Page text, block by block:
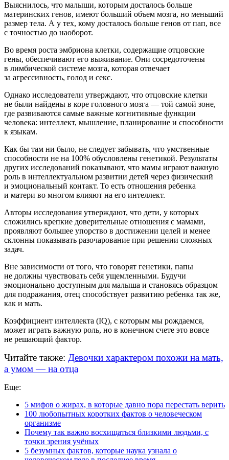
Выяснилось, что малыши, которым досталось больше
материнских генов, имеют больший объем мозга, но меньший
размер тела. А у тех, кому досталось больше генов от пап, все
с точностью до наоборот.
Во время роста эмбриона клетки, содержащие отцовские
гены, обеспечивают его выживание. Они сосредоточены
в лимбической системе мозга, которая отвечает
за агрессивность, голод и секс.
Однако исследователи утверждают, что отцовские клетки
не были найдены в коре головного мозга — той самой зоне,
где развиваются самые важные когнитивные функции
человека: интеллект, мышление, планирование и способности
к языкам.
Как бы там ни было, не следует забывать, что умственные
способности не на 100% обусловлены генетикой. Результаты
других исследований показывают, что мамы играют важную
роль в интеллектуальном развитии детей через физический
и эмоциональный контакт. То есть отношения ребенка
и матери во многом влияют на его интеллект.
Авторы исследования утверждают, что дети, у которых
сложились крепкие доверительные отношения с мамами,
проявляют большее упорство в достижении целей и менее
склонны показывать разочарование при решении сложных
задач.
Вне зависимости от того, что говорят генетики, папы
не должны чувствовать себя ущемленными. Будучи
эмоционально доступным для малыша и становясь образцом
для подражания, отец способствует развитию ребенка так же,
как и мать.
Коэффициент интеллекта (IQ), с которым мы рождаемся,
может играть важную роль, но в конечном счете это вовсе
не решающий фактор.
Читайте также: Девочки характером похожи на мать,
а умом — на отца
Еще:
5 мифов о жирах, в которые давно пора перестать верить
100 любопытных коротких фактов о человеческом
организме
Почему так важно восхищаться близкими людьми, с
точки зрения учёных
5 безумных фактов, которые наука узнала о